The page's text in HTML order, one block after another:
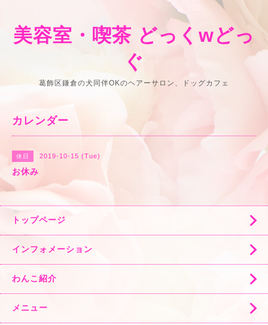
美容室・喫茶 どっくwどっ
ぐ
葛飾区鎌倉の犬同伴OKのヘアーサロン、ドッグカフェ
カレンダー
休日 2019-10-15 (Tue)
お休み
トップページ
インフォメーション
わんこ紹介
メニュー